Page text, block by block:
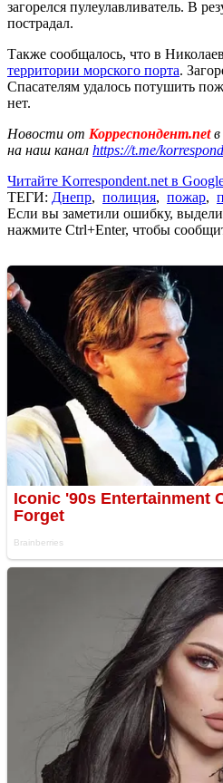
загорелся пулеулавливатель. В
пострадал.
Также сообщалось, что в
территории морского порта.
Спасателям удалось потушить
нет.
Новости от Корреспондент.net
на наш канал https://t.me/
Читайте Korrespondent.net в
ТЕГИ: Днепр, полиция, пожар,
Если вы заметили ошибку,
нажмите Ctrl+Enter, чтобы